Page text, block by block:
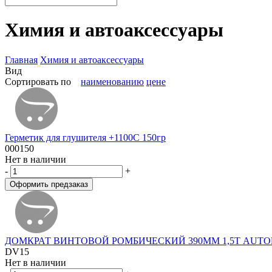
Химия и автоаксессуары
Главная Химия и автоаксессуары
Вид
Сортировать по наименованию цене
Герметик для глушителя +1100С 150гр
000150
Нет в наличии
-
+
ДОМКРАТ ВИНТОВОЙ РОМБИЧЕСКИЙ 390ММ 1,5Т
DV15
Нет в наличии